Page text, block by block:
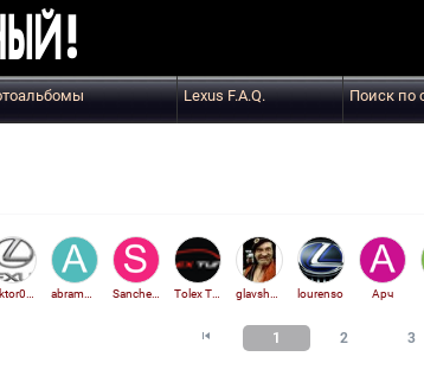
Lexus F.A.Q. Поиск по
abramof9 Sanchelos77 Tolex Tuning Aktiv lourenso Арч
 1 2 3